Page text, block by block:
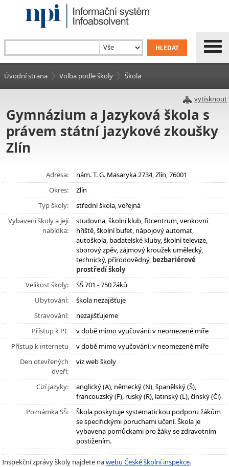
Úvodní strana Volba podle školy Škola
vytisknout
Gymnázium a Jazyková škola s
právem státní jazykové zkoušky
Zlín
Adresa:
nám. T. G. Masaryka 2734, Zlín, 76001
Okres:
Zlín
Typ školy:
střední škola, veřejná
Vybavení školy a její
nabídka:
studovna, školní klub, fitcentrum, venkovní
hřiště, školní bufet, nápojový automat,
autoškola, badatelské kluby, školní televize,
sborový zpěv, zájmový kroužek umělecký,
technický, přírodovědný, bezbariérové
prostředí školy
Velikost školy:
SŠ 701 - 750 žáků
Ubytování:
škola nezajišťuje
Stravování:
nezajišťujeme
Přístup k PC
v době mimo vyučování: v neomezené míře
Přístup k internetu
v době mimo vyučování: v neomezené míře
Den otevřených
dveří:
viz web školy
Cizí jazyky:
anglický (A), německý (N), španělský (Š),
francouzský (F), ruský (R), latinský (L), čínský (Či)
Poznámka SŠ:
Škola poskytuje systematickou podporu žákům
se specifickými poruchami učení. Škola je
vybavena pomůckami pro žáky se zdravotním
postižením.
Inspekční zprávy školy najdete nawebu České školní inspekce.